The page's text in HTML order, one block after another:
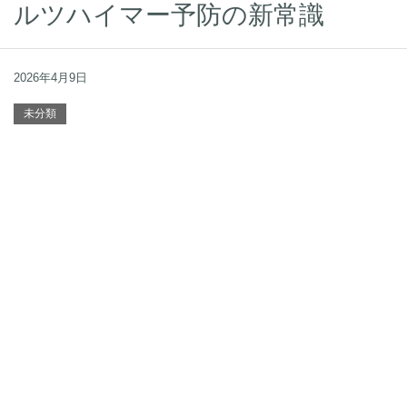
ルツハイマー予防の新常識
2026年4月9日
未分類